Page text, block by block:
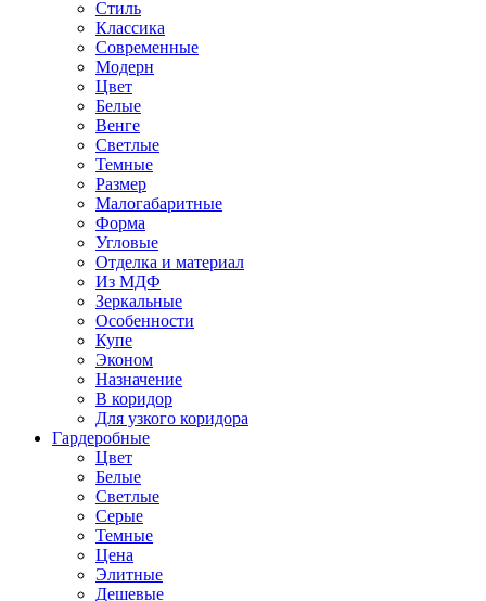
Стиль
Классика
Современные
Модерн
Цвет
Белые
Венге
Светлые
Темные
Размер
Малогабаритные
Форма
Угловые
Отделка и материал
Из МДФ
Зеркальные
Особенности
Купе
Эконом
Назначение
В коридор
Для узкого коридора
Гардеробные
Цвет
Белые
Светлые
Серые
Темные
Цена
Элитные
Дешевые